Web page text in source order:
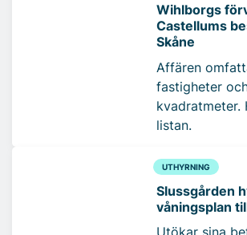
Wihlborgs
Castellums
Skåne
Affären
fastigheter
kvadratmeter.
listan.
UTHYRNING
Slussgården
våningsplan